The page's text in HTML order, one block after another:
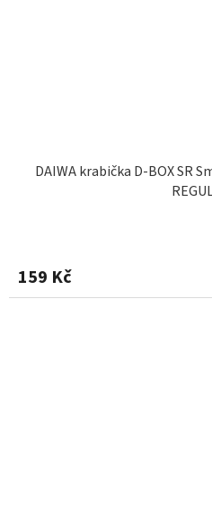
DAIWA krabička D-BOX SR
159 Kč